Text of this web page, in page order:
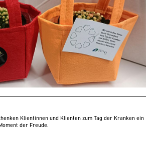
Klientinnen und Klienten zum Tag der Kranken ein
der Freude.